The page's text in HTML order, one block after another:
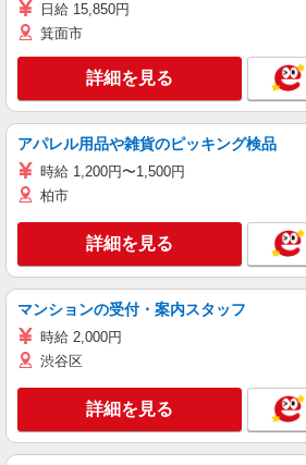
日給 15,850円
箕面市
詳細を見る
アパレル用品や雑貨のピッキング検品
時給 1,200円〜1,500円
柏市
詳細を見る
マンションの受付・案内スタッフ
時給 2,000円
渋谷区
詳細を見る